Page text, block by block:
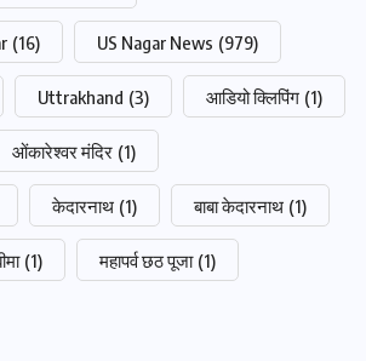
(16) US Nagar News (979)
Uttrakhand (3) आडियो क्लिपिंग (1)
ओंकारेश्वर मंदिर (1)
केदारनाथ (1) बाबा केदारनाथ (1)
(1) महापर्व छठ पूजा (1)